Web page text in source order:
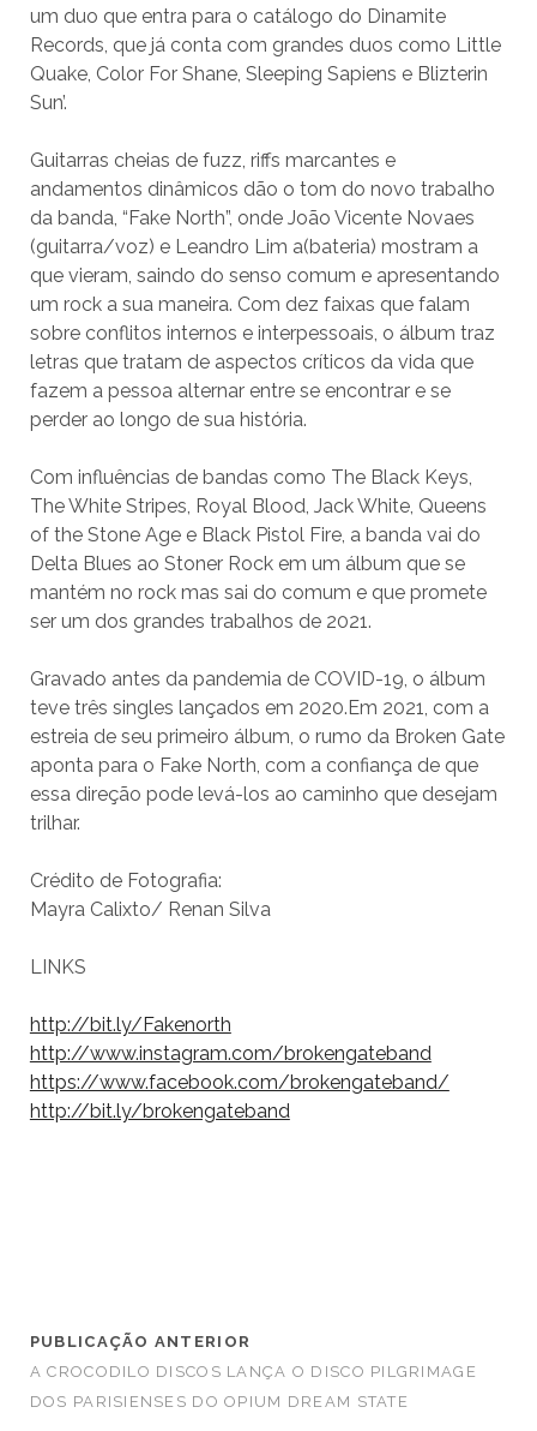
um duo que entra para o catálogo do Dinamite
Records, que já conta com grandes duos como Little
Quake, Color For Shane, Sleeping Sapiens e Blizterin
Sun’.
Guitarras cheias de fuzz, riffs marcantes e
andamentos dinâmicos dão o tom do novo trabalho
da banda, “Fake North”, onde João Vicente Novaes
(guitarra/voz) e Leandro Lim a(bateria) mostram a
que vieram, saindo do senso comum e apresentando
um rock a sua maneira. Com dez faixas que falam
sobre conflitos internos e interpessoais, o álbum traz
letras que tratam de aspectos críticos da vida que
fazem a pessoa alternar entre se encontrar e se
perder ao longo de sua história.
Com influências de bandas como The Black Keys,
The White Stripes, Royal Blood, Jack White, Queens
of the Stone Age e Black Pistol Fire, a banda vai do
Delta Blues ao Stoner Rock em um álbum que se
mantém no rock mas sai do comum e que promete
ser um dos grandes trabalhos de 2021.
Gravado antes da pandemia de COVID-19, o álbum
teve três singles lançados em 2020.Em 2021, com a
estreia de seu primeiro álbum, o rumo da Broken Gate
aponta para o Fake North, com a confiança de que
essa direção pode levá-los ao caminho que desejam
trilhar.
Crédito de Fotografia:
Mayra Calixto/ Renan Silva
LINKS
http://bit.ly/Fakenorth
http://www.instagram.com/brokengateband
https://www.facebook.com/brokengateband/
http://bit.ly/brokengateband
PUBLICAÇÃO ANTERIOR
A CROCODILO DISCOS LANÇA O DISCO PILGRIMAGE
DOS PARISIENSES DO OPIUM DREAM STATE